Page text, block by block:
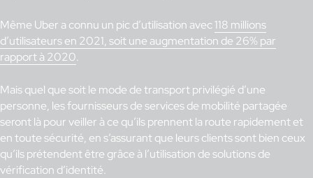
Même Uber a connu un pic d’utilisation avec118 millions
d’utilisateurs en 2021, soit une augmentation de 26% par
rapport à 2020.
Mais quel que soit le mode de transport privilégié d’une
personne, les fournisseurs de services de mobilité partagée
seront là pour veiller à ce qu’ils prennent la route rapidement et
en toute sécurité, en s’assurant que leurs clients sont bien ceux
qu’ils prétendent être grâce à l’utilisation de solutions de
vérification d’identité.